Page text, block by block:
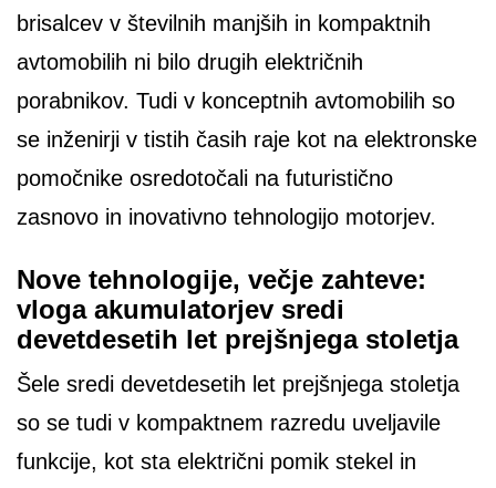
brisalcev v številnih manjših in kompaktnih
avtomobilih ni bilo drugih električnih
porabnikov. Tudi v konceptnih avtomobilih so
se inženirji v tistih časih raje kot na elektronske
pomočnike osredotočali na futuristično
zasnovo in inovativno tehnologijo motorjev.
Nove tehnologije, večje zahteve:
vloga akumulatorjev sredi
devetdesetih let prejšnjega stoletja
Šele sredi devetdesetih let prejšnjega stoletja
so se tudi v kompaktnem razredu uveljavile
funkcije, kot sta električni pomik stekel in